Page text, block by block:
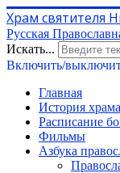
Храм святителя
Русская
Искать...
Включить/
Главная
История храма
Расписание
Фильмы
Азбука